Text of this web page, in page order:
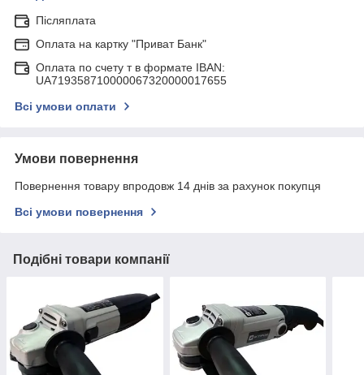
Післяплата
Оплата на картку "Приват Банк"
Оплата по счету т в формате IBAN:
UA719358710000067320000017655
Всі умови оплати
Умови повернення
Повернення товару впродовж 14 днів за рахунок покупця
Всі умови повернення
Подібні товари компанії